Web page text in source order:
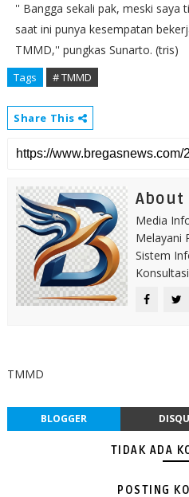
'' Bangga sekali pak, meski saya
saat ini punya kesempatan
TMMD,'' pungkas Sunarto. (tris)
Tags # TMMD
Share This
About
Media
Melayani
Sistem
TMMD
BLOGGER
TIDAK ADA
POSTING